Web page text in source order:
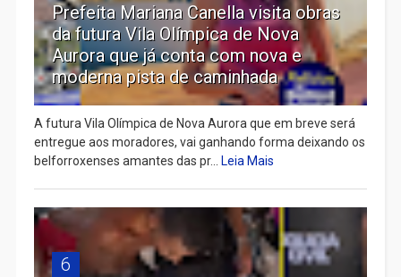
Prefeita Mariana Canella visita obras
da futura Vila Olímpica de Nova
Aurora que já conta com nova e
moderna pista de caminhada
A futura Vila Olímpica de Nova Aurora que em breve será
entregue aos moradores, vai ganhando forma deixando os
belforroxenses amantes das pr...
Leia Mais
6